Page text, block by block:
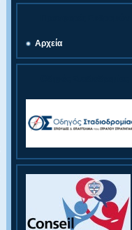
Αρχεία